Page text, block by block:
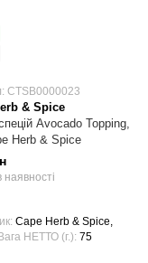
CTSB0000023
& Spice
Avocado Topping,
Herb & Spice
Cape Herb & Spice,
Вага НЕТТО (г.) 75